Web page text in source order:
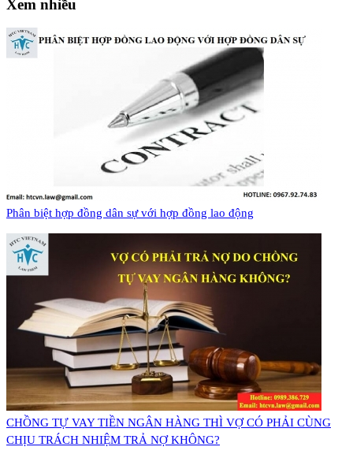
Xem nhiều
Phân biệt hợp đồng dân sự với hợp đồng lao động
CHỒNG TỰ VAY TIỀN NGÂN HÀNG THÌ VỢ CÓ PHẢI CÙNG
CHỊU TRÁCH NHIỆM TRẢ NỢ KHÔNG?